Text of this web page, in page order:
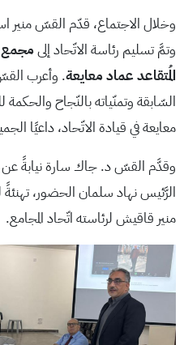
وخلال الاجتماع، قدّم القسّ منير
وتمَّ تسليم رئاسة الاتّحاد إلىمجمع
المُتقاعد عماد معايعة. وأعرب
السّابقة وتمنّياته بالنّجاح والحكمة
معايعة في قيادة الاتّحاد، داعيًا
وقدَّم القسّ د. جاك سارة نيابةً
الرَّئيس نهاد سلمان الحضور،
منير قاقيش لرئاسته اتّحاد المجامع.